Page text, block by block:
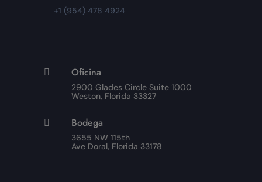
+1 (954) 478 4924
 Oficina
2900 Glades Circle Suite 1000
Weston, Florida 33327
 Bodega
3655 NW 115th
Ave Doral, Florida 33178